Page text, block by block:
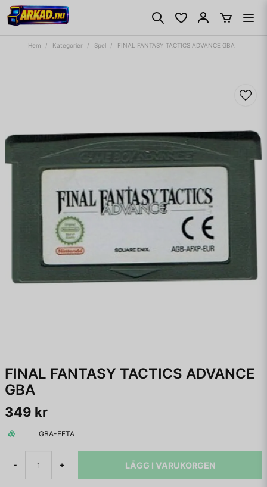
Hem Kategorier Spel FINAL FANTASY TACTICS ADVANCE GBA
FINAL FANTASY TACTICS ADVANCE
GBA
349 kr
GBA-FFTA
- + LÄGG I VARUKORGEN